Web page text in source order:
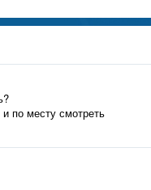
по месту смотреть